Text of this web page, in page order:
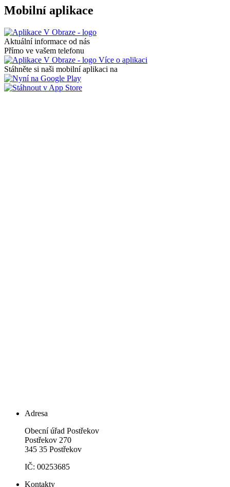
Mobilní aplikace
Aktuální informace od nás
Přímo ve vašem telefonu
Více o aplikaci
Stáhněte si naši mobilní aplikaci na
Adresa
Obecní úřad Postřekov
Postřekov 270
345 35 Postřekov
IČ: 00253685
Kontakty